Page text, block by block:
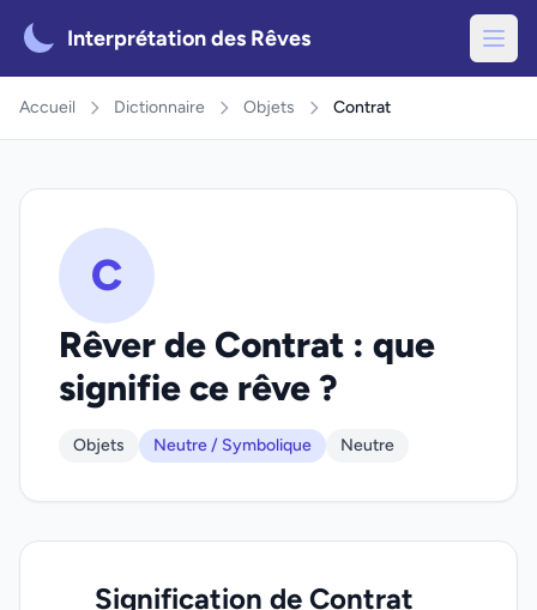
Interprétation des Rêves
Accueil Dictionnaire Objets Contrat
C
Rêver de Contrat : que
signifie ce rêve ?
Objets Neutre / Symbolique Neutre
Signification de Contrat